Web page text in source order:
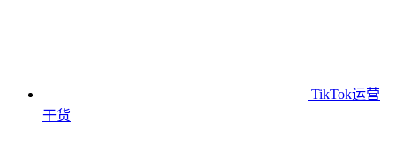
TikTok运营
干货